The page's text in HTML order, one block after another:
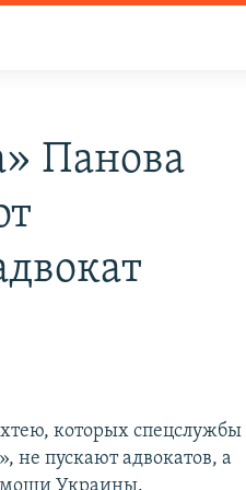
Панова
которых спецслужбы
не пускают адвокатов, а